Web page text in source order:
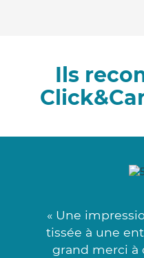
Ils
« Une
tissée à une
grand merci à